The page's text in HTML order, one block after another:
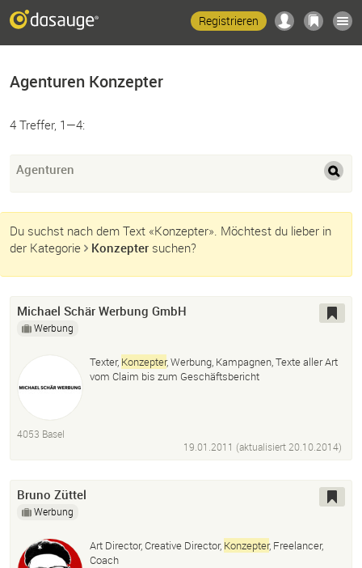
Registrieren
Agenturen Konzepter
4 Treffer, 1—4:
Agenturen
Du suchst nach dem Text «Konzepter». Möchtest du lieber in
der Kategorie
Konzepter suchen?
Michael Schär Werbung GmbH
Werbung
Texter, Konzepter, Werbung, Kampagnen, Texte aller Art
vom Claim bis zum Geschäftsbericht
4053 Basel
19.01.2011 (aktualisiert20.10.2014)
Bruno Züttel
Werbung
Art Director, Creative Director, Konzepter, Freelancer,
Coach